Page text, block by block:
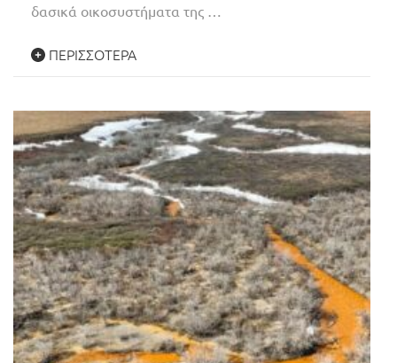
δασικά οικοσυστήματα της …
ΠΕΡΙΣΣΌΤΕΡΑ